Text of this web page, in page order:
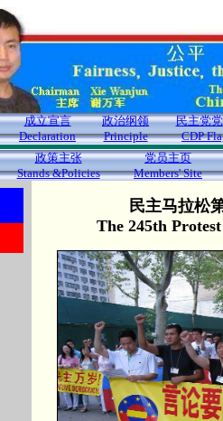
成立宣言
Declaration
政治纲领
Principle
民主党
CDP
政策主张
Stands &Policies
党员主页
Members' Site
民主马拉松
The 245th